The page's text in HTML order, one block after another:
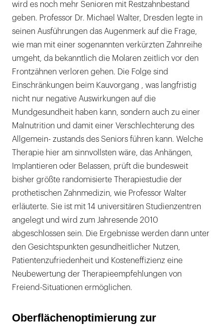
wird es noch mehr Senioren mit Restzahnbestand
geben. Professor Dr. Michael Walter, Dresden legte in
seinen Ausführungen das Augenmerk auf die Frage,
wie man mit einer sogenannten verkürzten Zahnreihe
umgeht, da bekanntlich die Molaren zeitlich vor den
Frontzähnen verloren gehen. Die Folge sind
Einschränkungen beim Kauvorgang , was langfristig
nicht nur negative Auswirkungen auf die
Mundgesundheit haben kann, sondern auch zu einer
Malnutrition und damit einer Verschlechterung des
Allgemein- zustands des Seniors führen kann. Welche
Therapie hier am sinnvollsten wäre, das Anhängen,
Implantieren oder Belassen, prüft die bundesweit
bisher größte randomisierte Therapiestudie der
prothetischen Zahnmedizin, wie Professor Walter
erläuterte. Sie ist mit 14 universitären Studienzentren
angelegt und wird zum Jahresende 2010
abgeschlossen sein. Die Ergebnisse werden dann unter
den Gesichtspunkten gesundheitlicher Nutzen,
Patientenzufriedenheit und Kosteneffizienz eine
Neubewertung der Therapieempfehlungen von
Freiend-Situationen ermöglichen.
Oberflächenoptimierung zur